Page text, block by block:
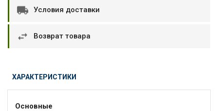
Условия доставки
Возврат товара
ХАРАКТЕРИСТИКИ
Основные